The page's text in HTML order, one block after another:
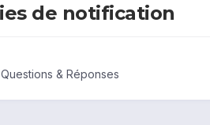
de notification
& Réponses